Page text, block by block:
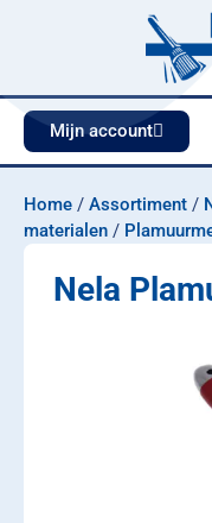
Mijn account
Home / Assortiment /
materialen /
Nela